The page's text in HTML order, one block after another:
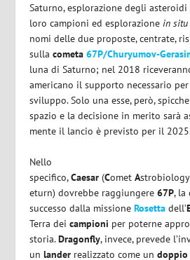
Saturno, esplorazione degli
loro campioni ed esplorazione in situ
nomi delle due proposte, centrate,
sullacometa67P/Churyumov-
luna di Saturno; nel 2018
americano il supporto necessario
sviluppo. Solo una esse, però,
spazio e la decisione in merito sarà
mente il lancio è previsto per il
Nello
specifico,Caesar (CometA
eturn) dovrebbe raggiungere67P, la
successo dalla missioneRosetta dell’
Terra deicampioni per poterne
storia.Dragonfly, invece, prevede
unlander realizzato come un